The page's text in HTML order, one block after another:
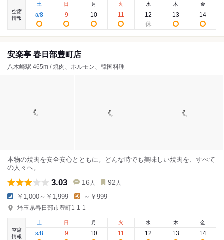
空席
情報
土
8/8
日
9
月
10
火
11
水
12
木
13
金
14
安楽亭 春日部豊町店
八木崎駅 465m / 焼肉、ホルモン、韓国料理
本物の焼肉を安全安心とともに。どんな時でも美味しい焼肉を、すべて
の人々へ。
3.03 16 人 92 人
￥1,000～￥1,999 ～￥999
埼玉県春日部市豊町1-1-1
空席
情報
土
8/8
日
9
月
10
火
11
水
12
木
13
金
14